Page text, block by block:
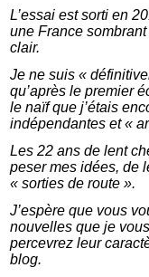
L’essai est sorti en
une France
clair.
Je ne suis «
qu’après le premier
le naïf que j’étais
indépendantes et «
Les 22 ans de lent
peser mes idées, de
« sorties de route ».
J’espère que vous
nouvelles que je
percevrez leur
blog.